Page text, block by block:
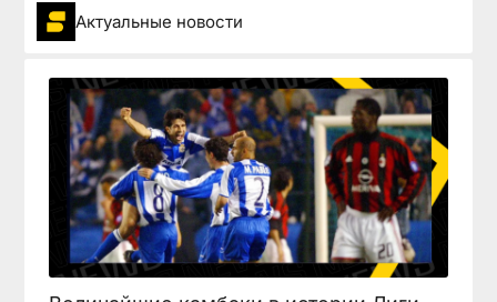
Актуальные новости